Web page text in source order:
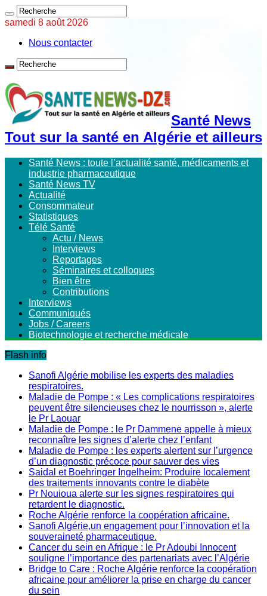
samedi 8 août 2026
Nous contacter
Santé News
Tout sur la santé en Algérie et ailleurs
Santé News : toute l’actualité santé, médicaments et
industrie pharmaceutique
Santé News TV
Actualité
Consommateur
Statistiques
Télé Santé
Actu / News
Interviews
Reportages
Séminaires et colloques
Bien être
Contributions
Interviews
Communiqués
Jobs / Careers
Biotechnologie et recherche médicale
Flash info
Sanofi Algérie mobilise les experts des maladies
respiratoires.
Maladie de Pompe : « Les complications respiratoires
peuvent être silencieuses chez le nourrisson », alerte
le Pr Laouar
Maladie de Pompe : le Pr Dammene appelle à mieux
reconnaître les signes d’alerte chez l’enfant
Maladie de Pompe : les experts alertent sur l’urgence
d’un diagnostic précoce pour sauver des vies
Saidal et Boehringer Ingelheim: Produire localement
des traitements innovants contre le diabète
Pr Nouioua alerte sur les signes respiratoires qui
retardent le diagnostic.
Roche Algérie renforce la coopération africaine.
Sanofi Algérie,un engagement pour l’innovation et la
souveraineté pharmaceutique.
Cancer du sein en Afrique : le Pr Adoubi Innocent
souligne l’importance des partenariats avec l’Algérie
Bridge to Care : Roche Algérie renforce la coopération
africaine pour améliorer la prise en charge du cancer
du sein